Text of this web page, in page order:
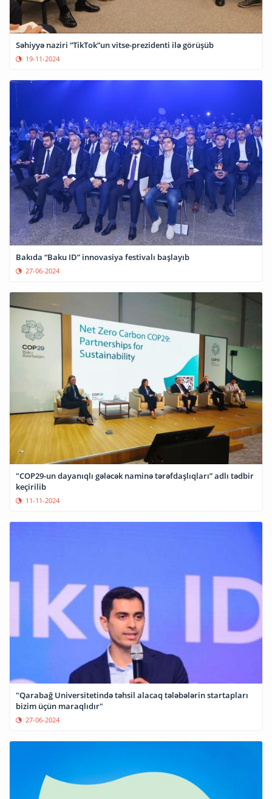
Səhiyyə naziri “TikTok”un vitse-prezidenti ilə görüşüb
19-11-2024
Bakıda “Baku ID” innovasiya festivalı başlayıb
27-06-2024
"COP29-un dayanıqlı gələcək naminə tərəfdaşlıqları” adlı tədbir
keçirilib
11-11-2024
"Qarabağ Universitetində təhsil alacaq tələbələrin startapları
bizim üçün maraqlıdır"
27-06-2024